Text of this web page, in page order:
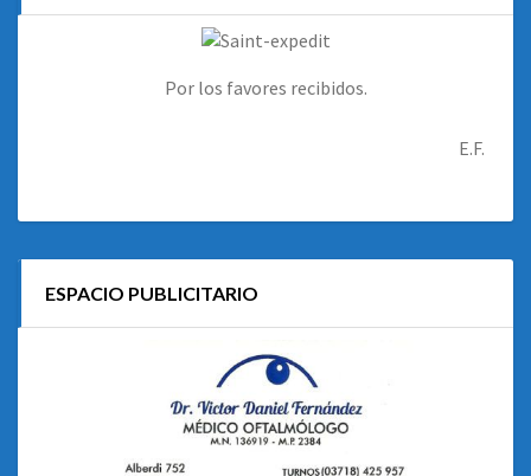
Por los favores recibidos.
E.F.
ESPACIO PUBLICITARIO